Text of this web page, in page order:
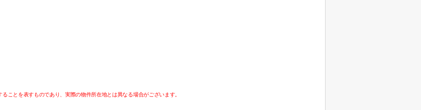
ことを表すものであり、実際の物件所在地とは異なる場合がございます。